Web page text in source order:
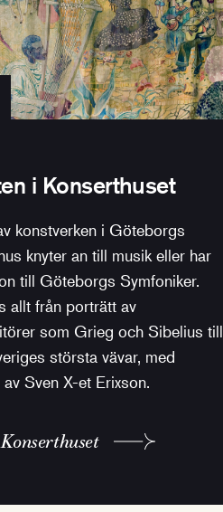
i Konserthuset
konstverken i Göteborgs
knyter an till musik eller har
till Göteborgs Symfoniker.
allt från porträtt av
som Grieg och Sibelius till
största vävar, med
Sven X-et Erixson.